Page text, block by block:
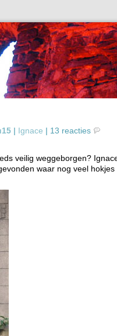
| Ignace | 13 reacties
veilig weggeborgen?
waar nog veel hokjes